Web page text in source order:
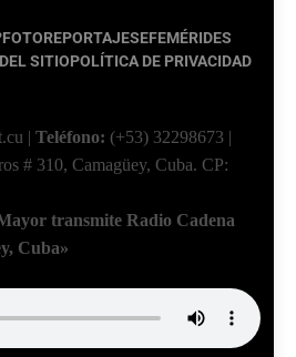
FOTOREPORTAJESEFEMÉRIDES
SITIOPOLÍTICA DE PRIVACIDAD
| Teléfono: (+53) 32298673 |
# 310, Camagüey, Cuba. CP:
transmite Radio Cadena
Cuba»